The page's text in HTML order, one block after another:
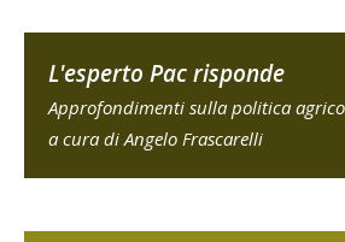
L'esperto Pac risponde
Approfondimenti sulla politica
a cura di Angelo Frascarelli